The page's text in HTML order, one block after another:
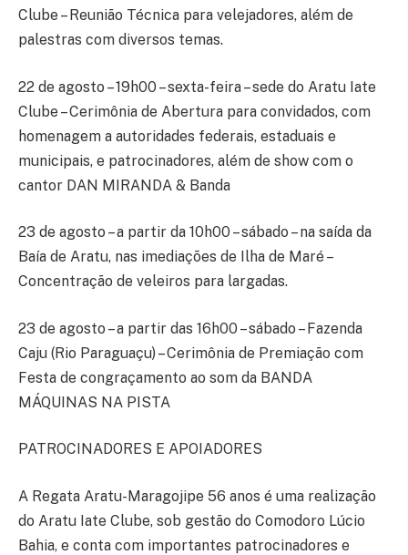
Clube – Reunião Técnica para velejadores, além de
palestras com diversos temas.
22 de agosto – 19h00 – sexta-feira – sede do Aratu Iate
Clube – Cerimônia de Abertura para convidados, com
homenagem a autoridades federais, estaduais e
municipais, e patrocinadores, além de show com o
cantor DAN MIRANDA & Banda
23 de agosto – a partir da 10h00 – sábado – na saída da
Baía de Aratu, nas imediações de Ilha de Maré –
Concentração de veleiros para largadas.
23 de agosto – a partir das 16h00 – sábado – Fazenda
Caju (Rio Paraguaçu) – Cerimônia de Premiação com
Festa de congraçamento ao som da BANDA
MÁQUINAS NA PISTA
PATROCINADORES E APOIADORES
A Regata Aratu-Maragojipe 56 anos é uma realização
do Aratu Iate Clube, sob gestão do Comodoro Lúcio
Bahia, e conta com importantes patrocinadores e